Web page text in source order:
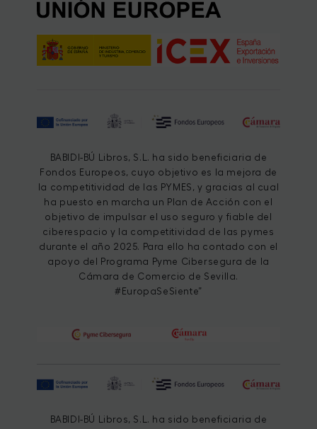
BABIDI-BÚ Libros, S.L. ha sido beneficiaria de
Fondos Europeos, cuyo objetivo es la mejora de
la competitividad de las PYMES, y gracias al cual
ha puesto en marcha un Plan de Acción con el
objetivo de impulsar el uso seguro y fiable del
ciberespacio y la competitividad de las pymes
durante el año 2025. Para ello ha contado con el
apoyo del Programa Pyme Cibersegura de la
Cámara de Comercio de Sevilla.
#EuropaSeSiente”
BABIDI-BÚ Libros, S.L. ha sido beneficiaria de